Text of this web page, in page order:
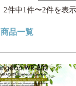
2件中1件〜2件を表示
商品一覧